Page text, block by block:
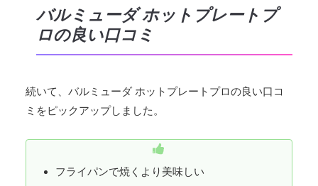
バルミューダ ホットプレートプ
ロの良い口コミ
続いて、バルミューダ ホットプレートプロの良い口コ
ミをピックアップしました。
フライパンで焼くより美味しい